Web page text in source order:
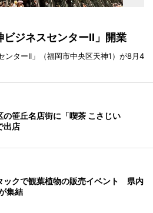
ジネスセンターII」開業
ンターII」（福岡市中央区天神1）が8月4
の笹丘名店街に「喫茶 こさじい
出店
ックで観葉植物の販売イベント 県内
集結